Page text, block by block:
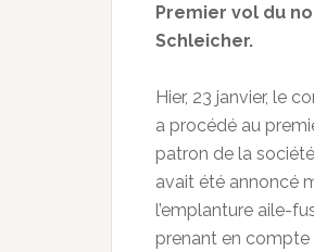
Premier vol du
Schleicher.
Hier, 23 janvier, le
a procédé au
patron de la
avait été annoncé
l’emplanture aile-
prenant en